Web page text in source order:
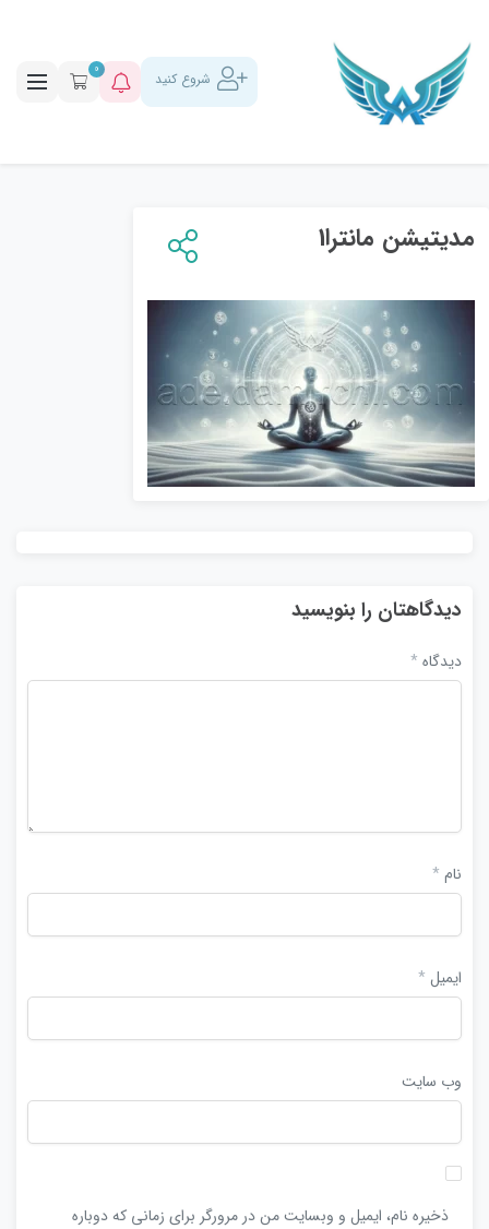
شروع کنید 0
مدیتیشن مانترا1
دیدگاهتان را بنویسید
دیدگاه *
نام *
ایمیل *
وب‌ سایت
ذخیره نام، ایمیل و وبسایت من در مرورگر برای زمانی که دوباره